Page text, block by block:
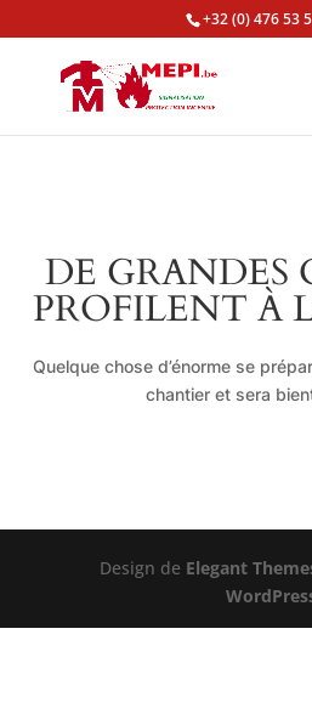
+32 (0) 476 53
DE GRANDES
PROFILENT À
Quelque chose d’énorme se
chantier et sera
Design de Elegant